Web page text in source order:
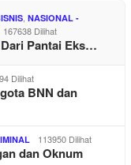
NASIONAL -
167638 Dilihat
Pantai Eks…
Dilihat
BNN dan
113950 Dilihat
dan Oknum